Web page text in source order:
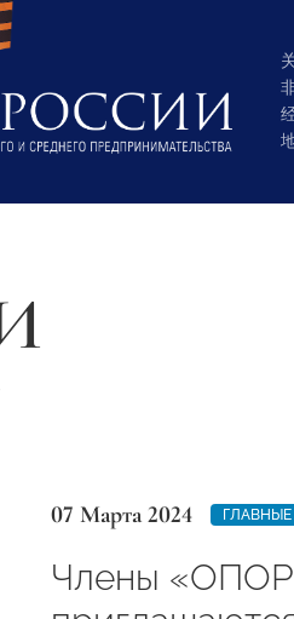
07 Марта 2024
Члены